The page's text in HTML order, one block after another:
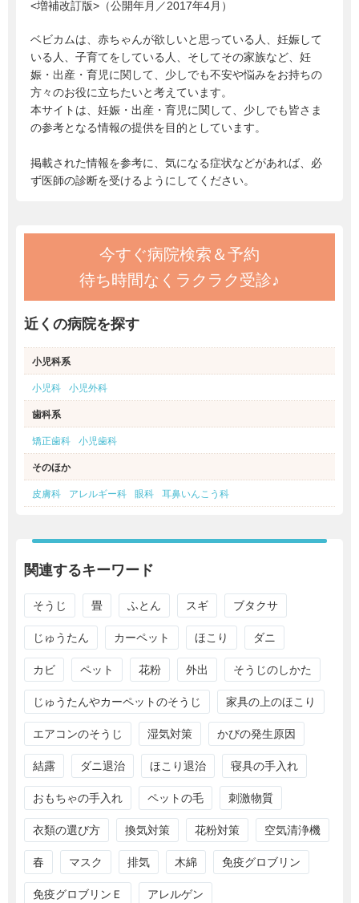
<増補改訂版>（公開年月／2017年4月）
ベビカムは、赤ちゃんが欲しいと思っている人、妊娠して
いる人、子育てをしている人、そしてその家族など、妊
娠・出産・育児に関して、少しでも不安や悩みをお持ちの
方々のお役に立ちたいと考えています。
本サイトは、妊娠・出産・育児に関して、少しでも皆さま
の参考となる情報の提供を目的としています。
掲載された情報を参考に、気になる症状などがあれば、必
ず医師の診断を受けるようにしてください。
今すぐ病院検索＆予約
待ち時間なくラクラク受診♪
近くの病院を探す
小児科系
小児科 小児外科
歯科系
矯正歯科 小児歯科
そのほか
皮膚科 アレルギー科 眼科 耳鼻いんこう科
関連するキーワード
そうじ 畳 ふとん スギ ブタクサ
じゅうたん カーペット ほこり ダニ
カビ ペット 花粉 外出 そうじのしかた
じゅうたんやカーペットのそうじ 家具の上のほこり
エアコンのそうじ 湿気対策 かびの発生原因
結露 ダニ退治 ほこり退治 寝具の手入れ
おもちゃの手入れ ペットの毛 刺激物質
衣類の選び方 換気対策 花粉対策 空気清浄機
春 マスク 排気 木綿 免疫グロブリン
免疫グロブリンＥ アレルゲン